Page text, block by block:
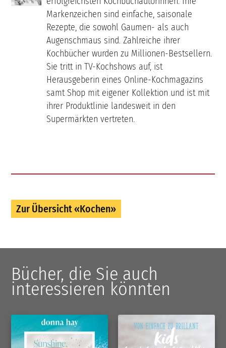
Markenzeichen sind einfache, saisonale
Rezepte, die sowohl Gaumen- als auch
Augenschmaus sind. Zahlreiche ihrer
Kochbücher wurden zu Millionen-Bestsellern.
Sie tritt in TV-Kochshows auf, ist
Herausgeberin eines Online-Kochmagazins
samt Shop mit eigener Kollektion und ist mit
ihrer Produktlinie landesweit in den
Supermärkten vertreten.
Zur Übersicht «Kochen»
Bücher, die Sie auch
interessieren könnten